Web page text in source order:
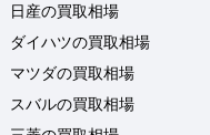
日産の買取相場
ダイハツの買取相場
マツダの買取相場
スバルの買取相場